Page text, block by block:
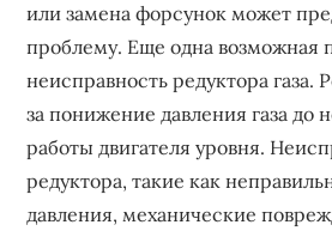
или замена форсунок может
проблему. Еще одна возможная
неисправность редуктора газа.
за понижение давления газа до
работы двигателя уровня.
редуктора, такие как
давления, механические